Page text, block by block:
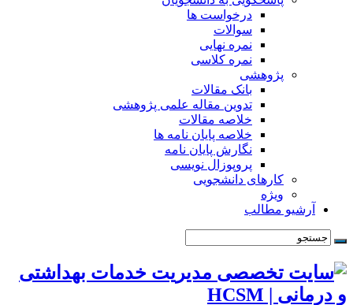
درخواست ها
سوالات
نمره نهایی
نمره کلاسی
پژوهشی
بانک مقالات
تدوین مقاله علمی پژوهشی
خلاصه مقالات
خلاصه پایان نامه ها
نگارش پایان نامه
پروپوزال نویسی
کارهای دانشجویی
ویژه
آرشیو مطالب